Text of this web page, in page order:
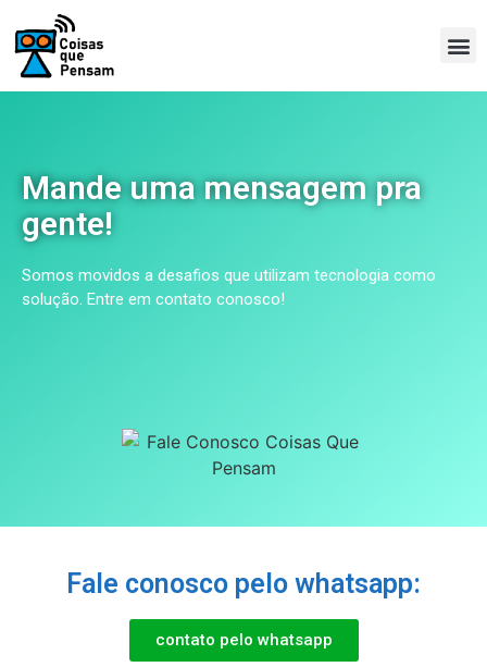
Mande uma mensagem pra
gente!
Somos movidos a desafios que utilizam tecnologia como
solução. Entre em contato conosco!
Fale conosco pelo whatsapp:
contato pelo whatsapp